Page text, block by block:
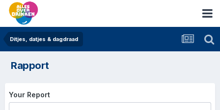
Ditjes, datjes & dagdraad
Rapport
Your Report